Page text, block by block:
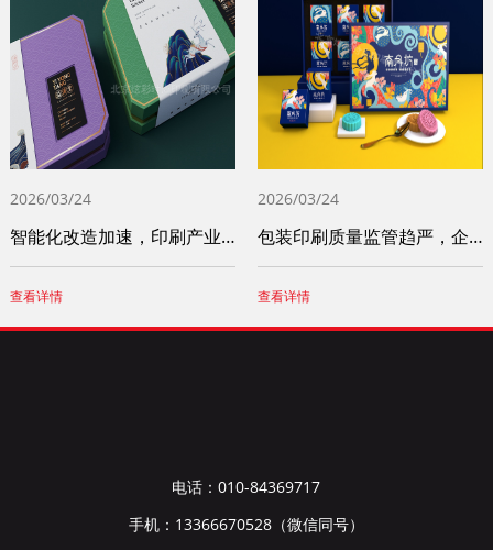
2026/03/24
智能化改造加速，印刷产业竞争力稳步提升
查看详情
2026/03/24
包装印刷质量监管趋严，企业诚信体系建设成
查看详情
电话：010-84369717
手机：13366670528（微信同号）